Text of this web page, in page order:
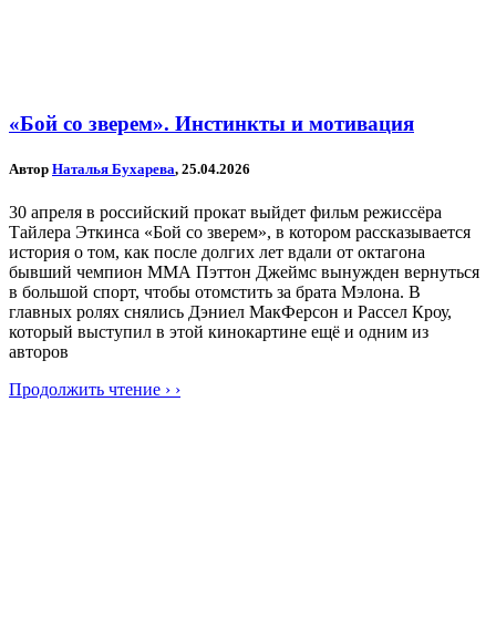
«Бой со зверем». Инстинкты и мотивация
Автор Наталья Бухарева, 25.04.2026
30 апреля в российский прокат выйдет фильм режиссёра
Тайлера Эткинса «Бой со зверем», в котором рассказывается
история о том, как после долгих лет вдали от октагона
бывший чемпион MMA Пэттон Джеймс вынужден вернуться
в большой спорт, чтобы отомстить за брата Мэлона. В
главных ролях снялись Дэниел МакФерсон и Рассел Кроу,
который выступил в этой кинокартине ещё и одним из
авторов
Продолжить чтение › ›